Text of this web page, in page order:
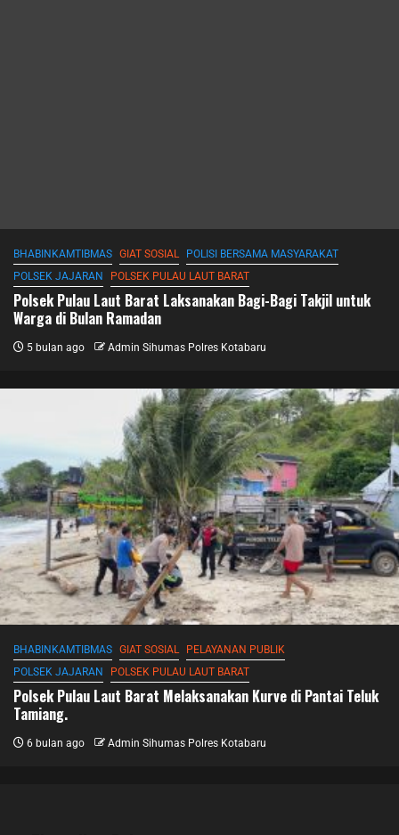
BHABINKAMTIBMAS GIAT SOSIAL
POLISI BERSAMA MASYARAKAT
POLSEK JAJARAN
POLSEK PULAU LAUT BARAT
Polsek Pulau Laut Barat Laksanakan Bagi-Bagi Takjil untuk
Warga di Bulan Ramadan
5 bulan ago Admin Sihumas Polres Kotabaru
BHABINKAMTIBMAS GIAT SOSIAL
PELAYANAN PUBLIK
POLSEK JAJARAN
POLSEK PULAU LAUT BARAT
Polsek Pulau Laut Barat Melaksanakan Kurve di Pantai Teluk
Tamiang.
6 bulan ago Admin Sihumas Polres Kotabaru